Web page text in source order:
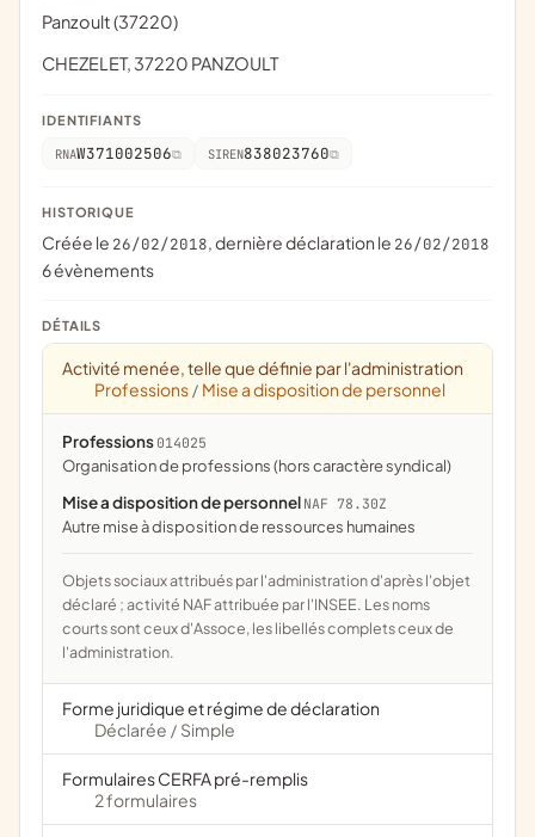
Panzoult (37220)
CHEZELET, 37220 PANZOULT
IDENTIFIANTS
RNAW371002506 SIREN838023760
HISTORIQUE
Créée le 26/02/2018, dernière déclaration le 26/02/2018
6 évènements
DÉTAILS
Activité menée, telle que définie par l'administration
Professions / Mise a disposition de personnel
Professions 014025
organisation de professions (hors caractère syndical)
Mise a disposition de personnel NAF 78.30Z
Autre mise à disposition de ressources humaines
Objets sociaux attribués par l'administration d'après l'objet
déclaré ; activité NAF attribuée par l'INSEE. Les noms
courts sont ceux d'Assoce, les libellés complets ceux de
l'administration.
Forme juridique et régime de déclaration
Déclarée / Simple
Formulaires CERFA pré-remplis
2 formulaires